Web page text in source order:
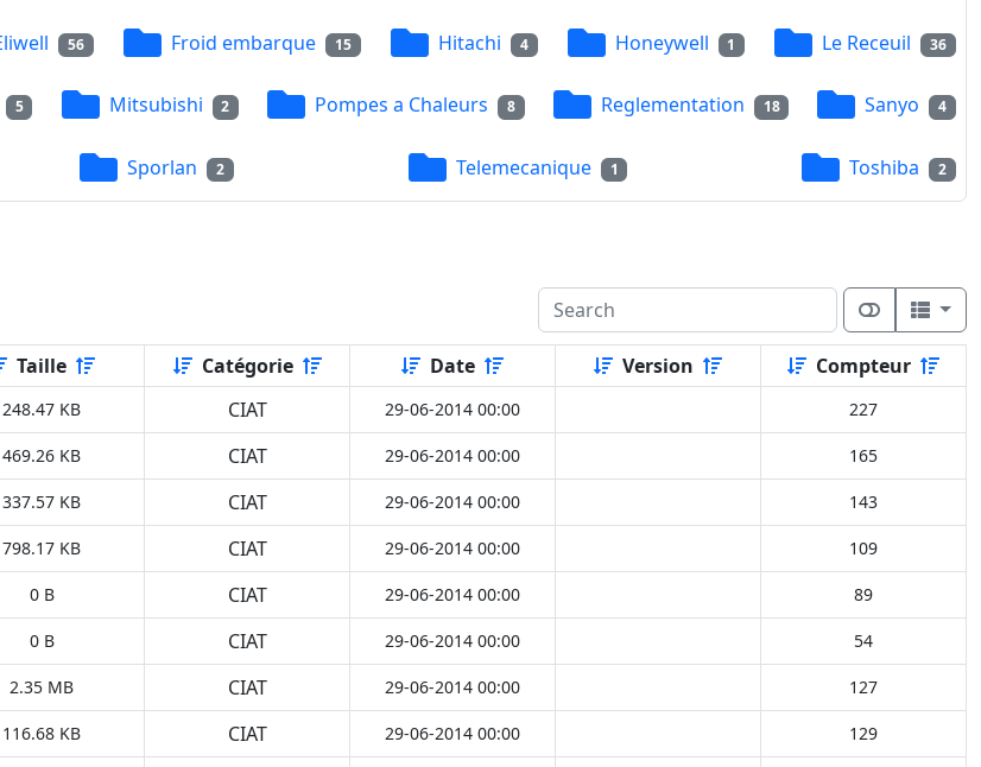
56 Froid embarque 15 Hitachi 4 Honeywell 1 Le Receuil 36
5 Mitsubishi 2 Pompes a Chaleurs 8 Reglementation 18 Sanyo 4
Sporlan 2 Telemecanique 1 Toshiba 2
Taille Catégorie Date Version
Compteur
248.47 KB CIAT 29-06-2014 00:00 227
469.26 KB CIAT 29-06-2014 00:00 165
337.57 KB CIAT 29-06-2014 00:00 143
798.17 KB CIAT 29-06-2014 00:00 109
0 B CIAT 29-06-2014 00:00 89
0 B CIAT 29-06-2014 00:00 54
2.35 MB CIAT 29-06-2014 00:00 127
116.68 KB CIAT 29-06-2014 00:00 129